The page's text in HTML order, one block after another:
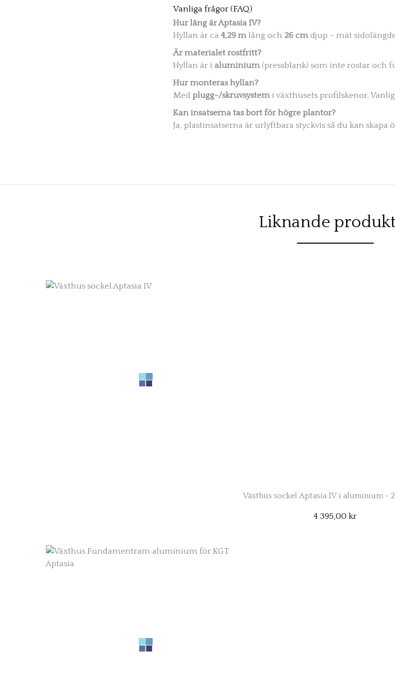
Vanliga frågor (FAQ)
Hur lång är Aptasia IV?
Hyllan är ca 4,29 m lång och 26 cm djup – mät
Är materialet rostfritt?
Hyllan är i aluminium (pressblank) som inte rostar och
Hur monteras hyllan?
Med plugg-/skruvsystem i växthusets profilskenor.
Kan insatserna tas bort för högre plantor?
Ja, plastinsatserna är urlyftbara styckvis så du kan
Liknande
Växthus sockel Aptasia IV i aluminium -
4 395,00 kr